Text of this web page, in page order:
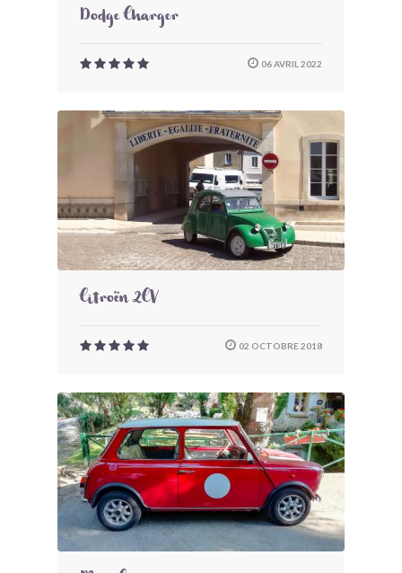
Dodge Charger
06 AVRIL 2022
Citroën 2CV
02 OCTOBRE 2018